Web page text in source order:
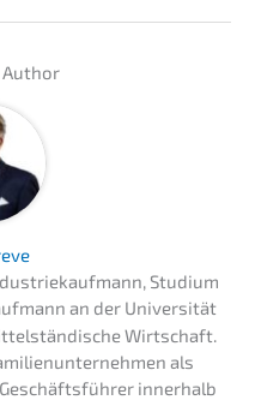
Author
Studi­um
an der Univer­si­tät
Wirtschaft.
als
inner­halb